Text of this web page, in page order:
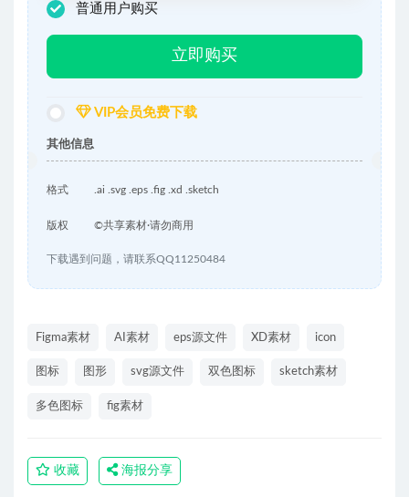
普通用户购买
立即购买
VIP会员免费下载
其他信息
格式 .ai .svg .eps .fig .xd .sketch
版权 ©共享素材·请勿商用
下载遇到问题，请联系QQ11250484
Figma素材 AI素材 eps源文件 XD素材 icon
图标 图形 svg源文件 双色图标 sketch素材
多色图标 fig素材
收藏 海报分享